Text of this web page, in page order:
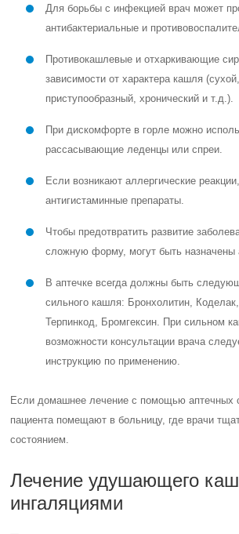
Для борьбы с инфекцией врач может
антибактериальные и
Противокашлевые и отхаркивающие
зависимости от характера кашля
приступообразный, хронический и т.д.).
При дискомфорте в горле можно
рассасывающие леденцы или спреи.
Если возникают аллергические
антигистаминные препараты.
Чтобы предотвратить развитие
сложную форму, могут быть назначены
В аптечке всегда должны быть
сильного кашля: Бронхолитин,
Терпинкод, Бромгексин. При сильном
возможности консультации врача
инструкцию по применению.
Если домашнее лечение с помощью аптечных
пациента помещают в больницу, где врачи
состоянием.
Лечение удушающего
ингаляциями